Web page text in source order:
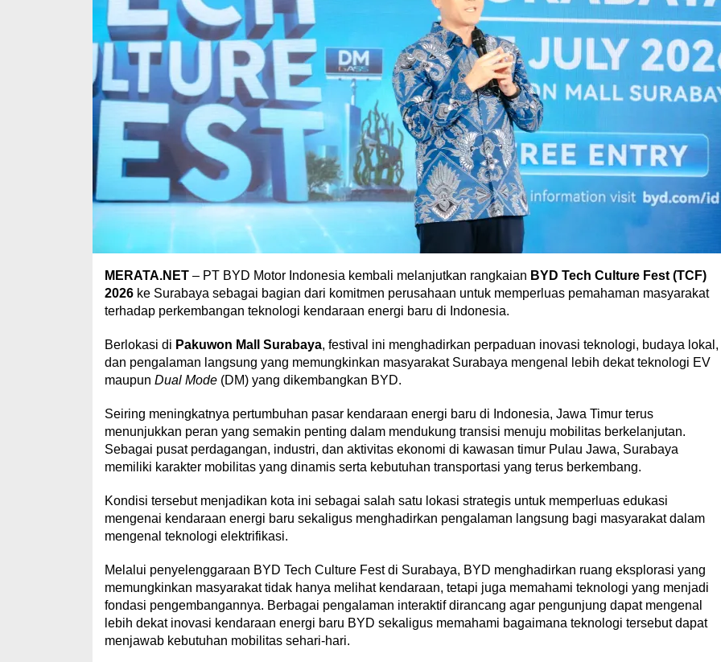
MERATA.NET– PT BYD Motor Indonesia kembali melanjutkan rangkaian BYD Tech Culture Fest (TCF)
2026ke Surabaya sebagai bagian dari komitmen perusahaan untuk memperluas pemahaman masyarakat
terhadap perkembangan teknologi kendaraan energi baru di Indonesia.
Berlokasi di Pakuwon Mall Surabaya, festival ini menghadirkan perpaduan inovasi teknologi, budaya lokal,
dan pengalaman langsung yang memungkinkan masyarakat Surabaya mengenal lebih dekat teknologi EV
maupun Dual Mode(DM) yang dikembangkan BYD.
Seiring meningkatnya pertumbuhan pasar kendaraan energi baru di Indonesia, Jawa Timur terus
menunjukkan peran yang semakin penting dalam mendukung transisi menuju mobilitas berkelanjutan.
Sebagai pusat perdagangan, industri, dan aktivitas ekonomi di kawasan timur Pulau Jawa, Surabaya
memiliki karakter mobilitas yang dinamis serta kebutuhan transportasi yang terus berkembang.
Kondisi tersebut menjadikan kota ini sebagai salah satu lokasi strategis untuk memperluas edukasi
mengenai kendaraan energi baru sekaligus menghadirkan pengalaman langsung bagi masyarakat dalam
mengenal teknologi elektrifikasi.
Melalui penyelenggaraan BYD Tech Culture Fest di Surabaya, BYD menghadirkan ruang eksplorasi yang
memungkinkan masyarakat tidak hanya melihat kendaraan, tetapi juga memahami teknologi yang menjadi
fondasi pengembangannya. Berbagai pengalaman interaktif dirancang agar pengunjung dapat mengenal
lebih dekat inovasi kendaraan energi baru BYD sekaligus memahami bagaimana teknologi tersebut dapat
menjawab kebutuhan mobilitas sehari-hari.